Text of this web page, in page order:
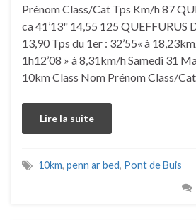
Prénom Class/Cat Tps Km/h 87
ca 41’13" 14,55 125 QUEFFURUS
13,90 Tps du 1er : 32’55« à
1h12’08 » à 8,31km/h Samedi 31
10km Class Nom Prénom Class/
Lire la suite
10km, penn ar bed, Pont de Buis